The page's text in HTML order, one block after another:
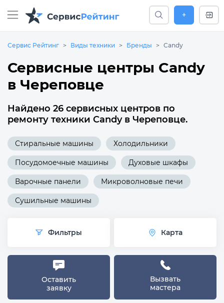
+
Сервис Рейтинг Виды техники Бренды Candy
Сервисные центры Candy
в Череповце
Найдено 26 сервисных центров по
ремонту техники Candy в Череповце.
Стиральные машины Холодильники
Посудомоечные машины Духовые шкафы
Варочные панели Микроволновые печи
Сушильные машины
Фильтры Карта
Оставить
заявку
Вызвать
мастера